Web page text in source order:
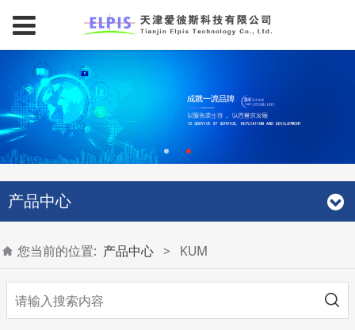
产品中心
您当前的位置: 产品中心 > KUM